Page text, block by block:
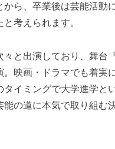
から、卒業後は芸能活動
考えられます。
々と出演しており、舞台
。映画・ドラマでも着実
タイミングで大学進学と
能の道に本気で取り組む